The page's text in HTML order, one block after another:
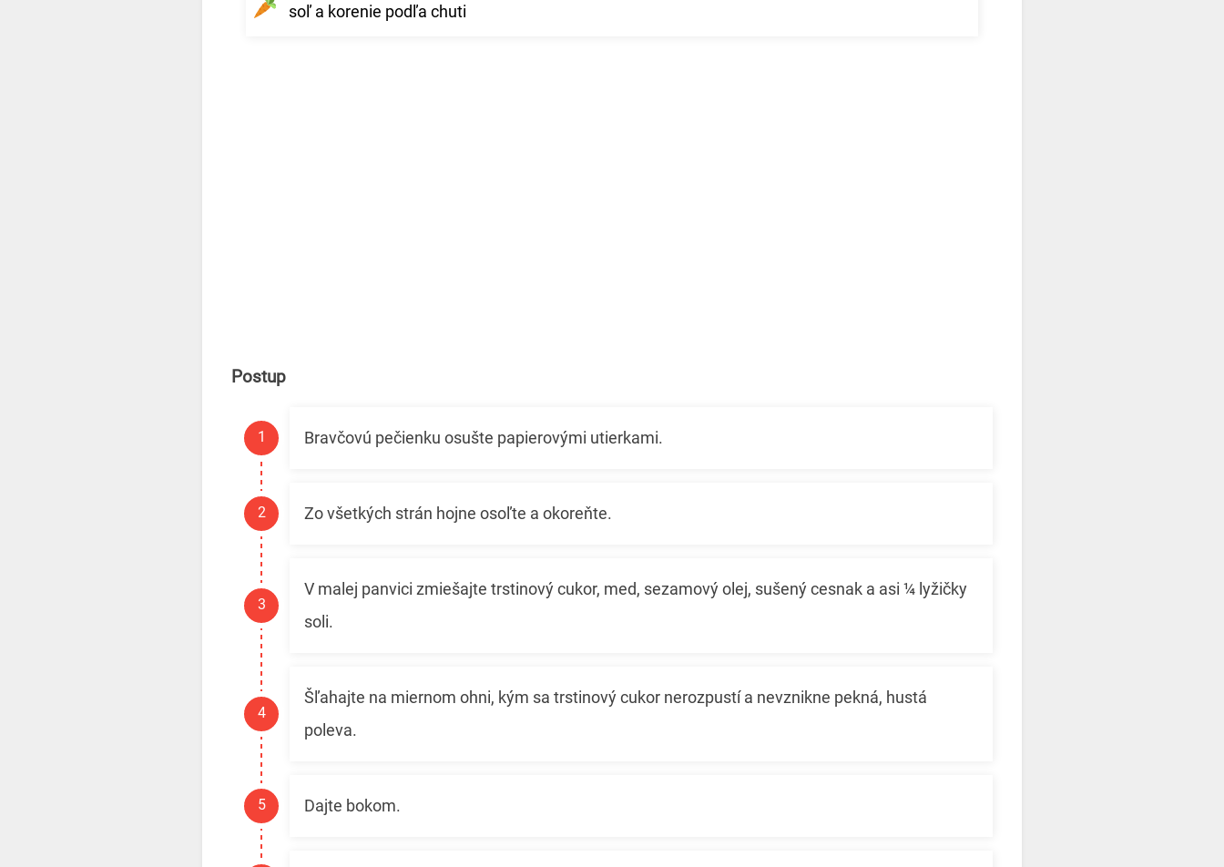
soľ a korenie podľa chuti
Postup
Bravčovú pečienku osušte papierovými utierkami.
Zo všetkých strán hojne osoľte a okoreňte.
V malej panvici zmiešajte trstinový cukor, med, sezamový olej, sušený cesnak a asi ¼ lyžičky
soli.
Šľahajte na miernom ohni, kým sa trstinový cukor nerozpustí a nevznikne pekná, hustá
poleva.
Dajte bokom.